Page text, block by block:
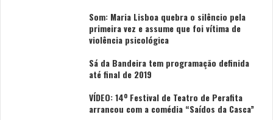
Som: Maria Lisboa quebra o silêncio pela
primeira vez e assume que foi vítima de
violência psicológica
Sá da Bandeira tem programação definida
até final de 2019
VÍDEO: 14º Festival de Teatro de Perafita
arrancou com a comédia “Saídos da Casca”